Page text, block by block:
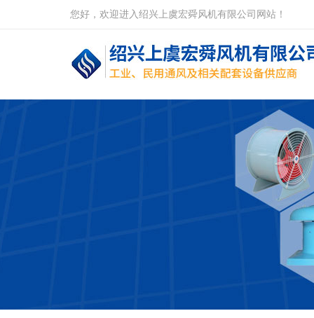
您好，欢迎进入绍兴上虞宏舜风机有限公司网站！